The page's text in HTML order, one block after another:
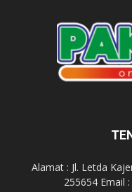
Alamat : Jl. Letda
255654 Email